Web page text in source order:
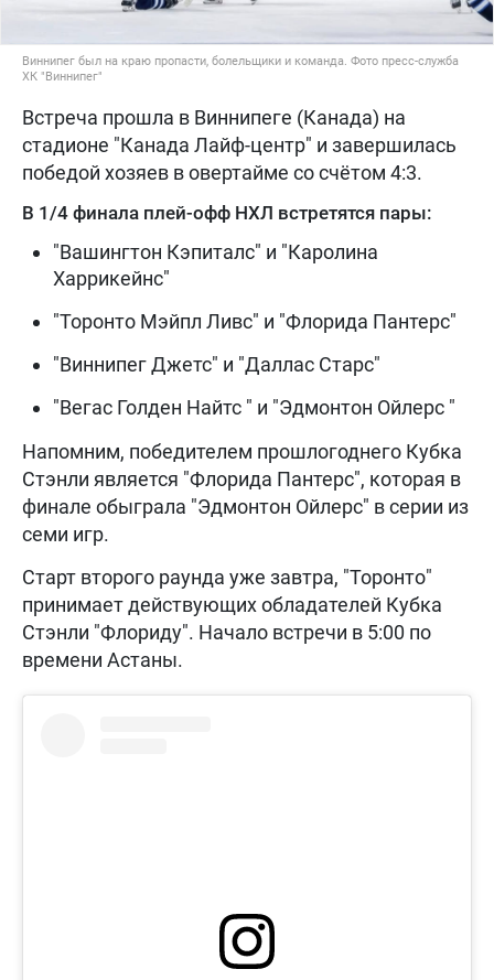
Виннипег был на краю пропасти, болельщики и команда. Фото пресс-служба
ХК "Виннипег"
Встреча прошла в Виннипеге (Канада) на
стадионе "Канада Лайф-центр" и завершилась
победой хозяев в овертайме со счётом 4:3.
В 1/4 финала плей-офф НХЛ встретятся пары:
"Вашингтон Кэпиталс" и "Каролина
Харрикейнс"
"Торонто Мэйпл Ливс" и "Флорида Пантерс"
"Виннипег Джетс" и "Даллас Старс"
"Вегас Голден Найтс " и "Эдмонтон Ойлерс "
Напомним, победителем прошлогоднего Кубка
Стэнли является "Флорида Пантерс", которая в
финале обыграла "Эдмонтон Ойлерс" в серии из
семи игр.
Старт второго раунда уже завтра, "Торонто"
принимает действующих обладателей Кубка
Стэнли "Флориду". Начало встречи в 5:00 по
времени Астаны.